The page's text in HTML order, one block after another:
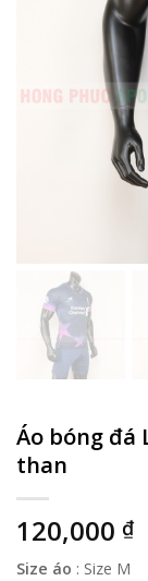
Áo bóng đá
than
120,000 ₫
Size áo : Size M